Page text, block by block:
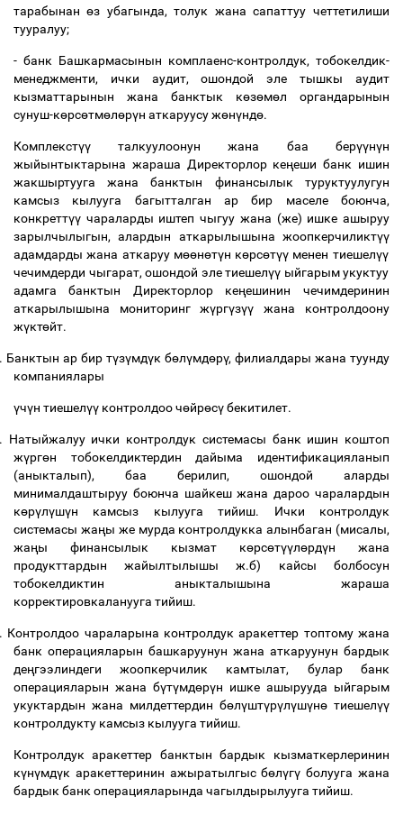
тарабынанөз убагында, толук жана сапаттуу четтетилиши
тууралуу;
- банк Башкармасынын комплаенс-контролдук, тобокелдик-
менеджменти, ички аудит, ошондой эле тышкы аудит
кызматтарынын жана банктык көзөмөл органдарынын
сунуш-көрсөтмөлөрүн аткаруусу жөнүндө.
Комплекстүү талкуулоонун жана баа берүүнүн
жыйынтыктарына жараша Директорлор кеңеши банк ишин
жакшыртууга жана банктын финансылык туруктуулугун
камсыз кылууга багытталган ар бир маселе боюнча,
конкреттүү чараларды иштеп чыгуу жана (же) ишке ашыруу
зарылчылыгын, алардын аткарылышына жоопкерчиликтүү
адамдарды жана аткаруу мөөнөтүн көрсөтүү менен тиешелүү
чечимдерди чыгарат, ошондой эле тиешелүү ыйгарым укуктуу
адамга банктын Директорлор кеңешинин чечимдеринин
аткарылышына мониторинг жүргүзүү жана контролдоону
жүктөйт.
Банктын ар бир түзүмдүк бөлүмдөрү, филиалдары жана туунду
компаниялары
үчүн тиешелүү контролдоо чөйрөсүбекитилет.
Натыйжалуу ички контролдук системасы банк ишин коштоп
жүргөн тобокелдиктердин дайыма идентификацияланып
(аныкталып), баа берилип, ошондой аларды
минималдаштыруу боюнча шайкеш жана дароо чаралардын
көрүлүшүн камсыз кылууга тийиш. Ички контролдук
системасы жаңы же мурда контролдукка алынбаган (мисалы,
жаңы финансылык кызмат көрсөтүүлөрдүн жана
продукттардын жайылтылышы ж.б) кайсы болбосун
тобокелдиктин аныкталышына жараша
корректировкаланууга тийиш.
Контролдоо чараларына контролдук аракеттер топтому жана
банк операцияларын башкаруунун жана аткаруунун бардык
деңгээлиндеги жоопкерчилик камтылат, булар банк
операцияларын жана бүтүмдөрүн ишке ашырууда ыйгарым
укуктардын жана милдеттердин бөлүштүрүлүшүнө тиешелүү
контролдукту камсыз кылууга тийиш.
Контролдук аракеттер банктын бардык кызматкерлеринин
күнүмдүк аракеттеринин ажыратылгыс бөлүгү болууга жана
бардык банк операцияларында чагылдырылууга тийиш.